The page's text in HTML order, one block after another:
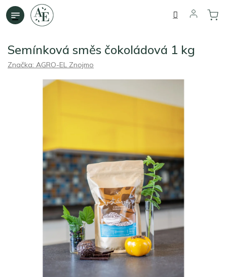
Přejít
na
Semínková směs čokoládová 1 kg
Značka: AGRO-EL Znojmo